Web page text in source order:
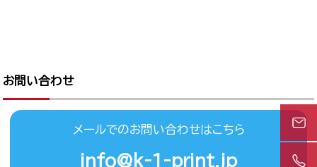
お問い合わせ
メールでのお問い合わせはこちら
info@k-1-print.jp